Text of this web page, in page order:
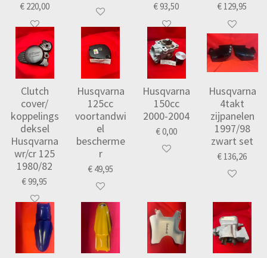
€ 220,00 € 93,50 € 129,95
Clutch
cover/
koppelings
deksel
Husqvarna
wr/cr 125
1980/82
€ 99,95
Husqvarna
125cc
voortandwi
el
bescherme
r
€ 49,95
Husqvarna
150cc
2000-2004
€ 0,00
Husqvarna
4takt
zijpanelen
1997/98
zwart set
€ 136,26